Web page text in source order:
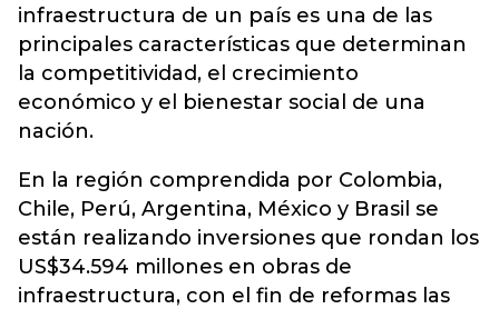
infraestructura de un país es una de las
principales características que determinan
la competitividad, el crecimiento
económico y el bienestar social de una
nación.
En la región comprendida por Colombia,
Chile, Perú, Argentina, México y Brasil se
están realizando inversiones que rondan los
US$34.594 millones en obras de
infraestructura, con el fin de reformas las